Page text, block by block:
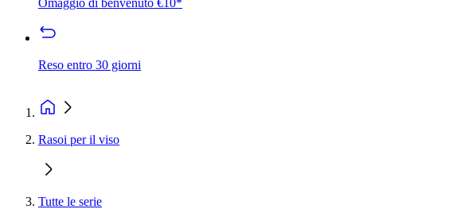
Omaggio di benvenuto €10*
Reso entro 30 giorni
Rasoi per il viso
Tutte le serie